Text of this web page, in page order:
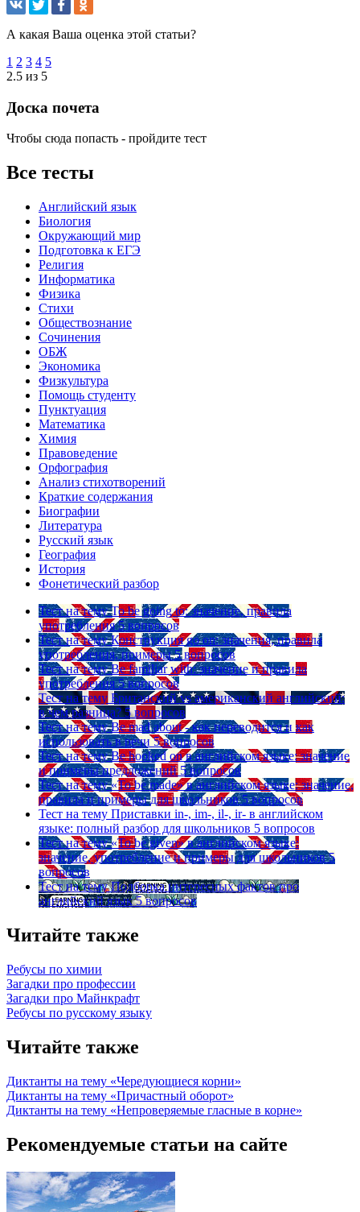
А какая Ваша оценка этой статьи?
1 2 3 4 5
2.5 из 5
Доска почета
Чтобы сюда попасть - пройдите тест
Все тесты
Английский язык
Биология
Окружающий мир
Подготовка к ЕГЭ
Религия
Информатика
Физика
Стихи
Обществознание
Сочинения
ОБЖ
Экономика
Физкультура
Помощь студенту
Пунктуация
Математика
Химия
Правоведение
Орфография
Анализ стихотворений
Краткие содержания
Биографии
Литература
Русский язык
География
История
Фонетический разбор
Тест на тему To be going to: значение, правила
употребления 5 вопросов
Тест на тему Конструкция go on: значения, правила
употребления, примеры 5 вопросов
Тест на тему Be familiar with: значение и правила
употребления 5 вопросов
Тест на тему Британский vs американский английский:
в чем разница? 5 вопросов
Тест на тему Be mad about - как переводится и как
использовать в речи 5 вопросов
Тест на тему Be hooked on в английском языке: значение
и примеры предложений 5 вопросов
Тест на тему «To be made» в английском языке: значение,
правила и примеры для школьников 5 вопросов
Тест на тему Приставки in-, im-, il-, ir- в английском
языке: полный разбор для школьников 5 вопросов
Тест на тему «To be given» в английском языке:
значение, употребление и примеры для школьников 5
вопросов
Тест на тему Подборка интересных фактов про
английский язык 5 вопросов
Читайте также
Ребусы по химии
Загадки про профессии
Загадки про Майнкрафт
Ребусы по русскому языку
Читайте также
Диктанты на тему «Чередующиеся корни»
Диктанты на тему «Причастный оборот»
Диктанты на тему «Непроверяемые гласные в корне»
Рекомендуемые статьи на сайте